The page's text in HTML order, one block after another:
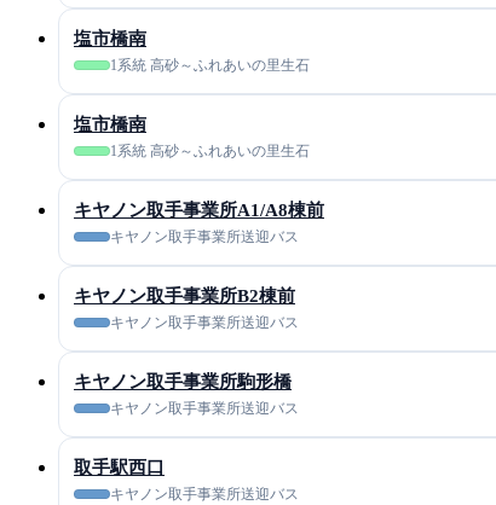
塩市橋南
1系統 高砂～ふれあいの里生石
塩市橋南
1系統 高砂～ふれあいの里生石
キヤノン取手事業所A1/A8棟前
キヤノン取手事業所送迎バス
キヤノン取手事業所B2棟前
キヤノン取手事業所送迎バス
キヤノン取手事業所駒形橋
キヤノン取手事業所送迎バス
取手駅西口
キヤノン取手事業所送迎バス